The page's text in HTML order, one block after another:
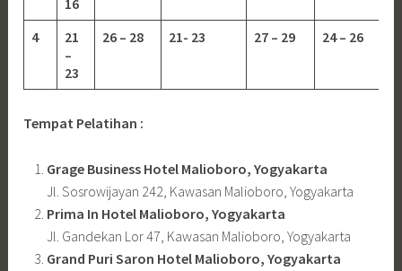
4
21
–
23
26 – 28 21- 23 27 – 29 24 – 26
Tempat Pelatihan :
Grage Business Hotel Malioboro, Yogyakarta
Jl. Sosrowijayan 242, Kawasan Malioboro, Yogyakarta
Prima In Hotel Malioboro, Yogyakarta
Jl. Gandekan Lor 47, Kawasan Malioboro, Yogyakarta
Grand Puri Saron Hotel Malioboro, Yogyakarta